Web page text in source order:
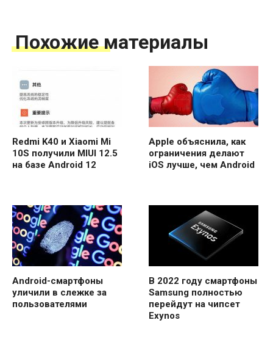
Похожие материалы
Redmi K40 и Xiaomi Mi
10S получили MIUI 12.5
на базе Android 12
Apple объяснила, как
ограничения делают
iOS лучше, чем Android
Android-смартфоны
уличили в слежке за
пользователями
В 2022 году смартфоны
Samsung полностью
перейдут на чипсет
Exynos